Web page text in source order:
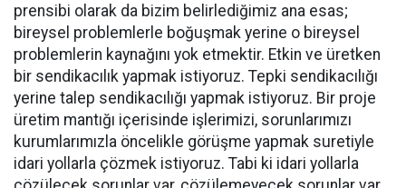
prensibi olarak da bizim belirlediğimiz ana esas;
bireysel problemlerle boğuşmak yerine o bireysel
problemlerin kaynağını yok etmektir. Etkin ve üretken
bir sendikacılık yapmak istiyoruz. Tepki sendikacılığı
yerine talep sendikacılığı yapmak istiyoruz. Bir proje
üretim mantığı içerisinde işlerimizi, sorunlarımızı
kurumlarımızla öncelikle görüşme yapmak suretiyle
idari yollarla çözmek istiyoruz. Tabi ki idari yollarla